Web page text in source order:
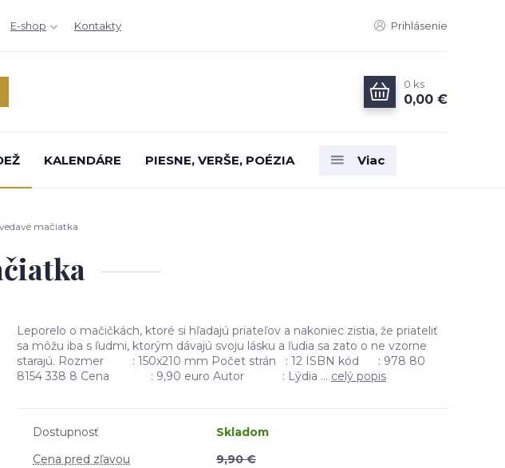
E-shop Kontakty Prihlásenie
0 ks
0,00 €
KALENDÁRE PIESNE, VERŠE, POÉZIA Viac
mačiatka
Leporelo o mačičkách, ktoré si hľadajú priateľov a nakoniec zistia, že priateliť
sa môžu iba s ľudmi, ktorým dávajú svoju lásku a ľudia sa zato o ne vzorne
starajú. Rozmer : 150x210 mm Počet strán : 12 ISBN kód : 978 80
8154 338 8 Cena : 9,90 euro Autor : Lýdia ... celý popis
Dostupnosť
Skladom
Cena pred zľavou
9,90 €